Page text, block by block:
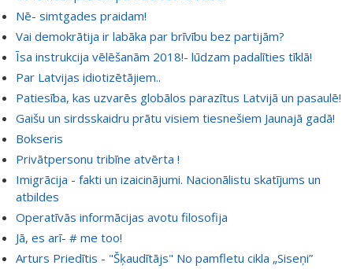
Nē- simtgades praidam!
Vai demokrātija ir labāka par brīvību bez partijām?
Īsa instrukcija vēlēšanām 2018!- lūdzam padalīties tīklā!
Par Latvijas idiotizētājiem..
Patiesība, kas uzvarēs globālos parazītus Latvijā un pasaulē!
Gaišu un sirdsskaidru prātu visiem tiesnešiem Jaunajā gadā!
Bokseris
Privātpersonu tribīne atvērta !
Imigrācija - fakti un izaicinājumi. Nacionālistu skatījums un
atbildes
Operatīvās informācijas avotu filosofija
Jā, es arī- # me too!
Arturs Priedītis - "Šķaudītājs" No pamfletu cikla „Siseņi”